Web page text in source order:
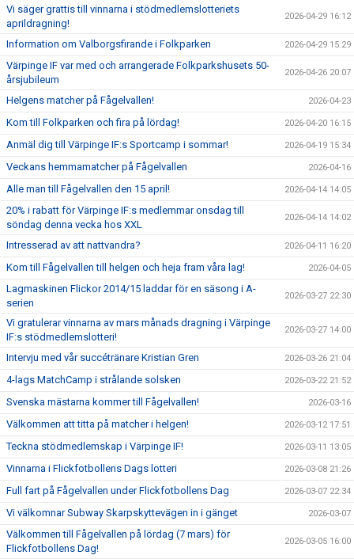
Vi säger grattis till vinnarna i stödmedlemslotteriets
aprildragning!
2026-04-29 16:12
Information om Valborgsfirande i Folkparken 2026-04-29 15:29
Värpinge IF var med och arrangerade Folkparkshusets 50-
årsjubileum
2026-04-26 20:07
Helgens matcher på Fågelvallen! 2026-04-23
Kom till Folkparken och fira på lördag! 2026-04-20 16:15
Anmäl dig till Värpinge IF:s Sportcamp i sommar! 2026-04-19 15:34
Veckans hemmamatcher på Fågelvallen 2026-04-16
Alle man till Fågelvallen den 15 april! 2026-04-14 14:05
20% i rabatt för Värpinge IF:s medlemmar onsdag till
söndag denna vecka hos XXL
2026-04-14 14:02
Intresserad av att nattvandra? 2026-04-11 16:20
Kom till Fågelvallen till helgen och heja fram våra lag! 2026-04-05
Lagmaskinen Flickor 2014/15 laddar för en säsong i A-
serien
2026-03-27 22:30
Vi gratulerar vinnarna av mars månads dragning i Värpinge
IF:s stödmedlemslotteri!
2026-03-27 14:00
Intervju med vår succétränare Kristian Gren 2026-03-26 21:04
4-lags MatchCamp i strålande solsken 2026-03-22 21:52
Svenska mästarna kommer till Fågelvallen! 2026-03-16
Välkommen att titta på matcher i helgen! 2026-03-12 17:51
Teckna stödmedlemskap i Värpinge IF! 2026-03-11 13:05
Vinnarna i Flickfotbollens Dags lotteri 2026-03-08 21:26
Full fart på Fågelvallen under Flickfotbollens Dag 2026-03-07 22:34
Vi välkomnar Subway Skarpskyttevägen in i gänget 2026-03-07
Välkommen till Fågelvallen på lördag (7 mars) för
Flickfotbollens Dag!
2026-03-05 16:00